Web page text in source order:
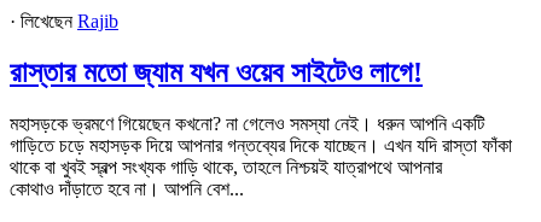
· লিখেছেনRajib
রাস্তার মতো জ্যাম যখন ওয়েব সাইটেও লাগে!
মহাসড়কে ভ্রমণে গিয়েছেন কখনো? না গেলেও সমস্যা নেই। ধরুন আপনি একটি
গাড়িতে চড়ে মহাসড়ক দিয়ে আপনার গন্তব্যের দিকে যাচ্ছেন। এখন যদি রাস্তা ফাঁকা
থাকে বা খুবই স্বল্প সংখ্যক গাড়ি থাকে, তাহলে নিশ্চয়ই যাত্রাপথে আপনার
কোথাও দাঁড়াতে হবে না। আপনি বেশ...